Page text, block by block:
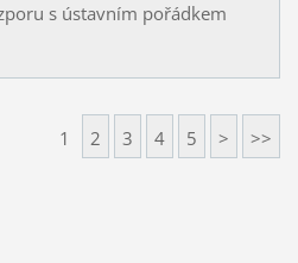
s ústavním pořádkem
1 2 3 4 5 > >>